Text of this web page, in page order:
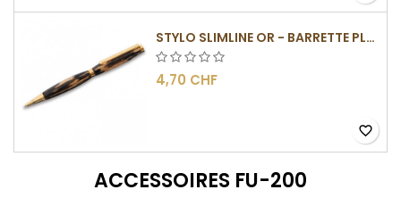
STYLO SLIMLINE OR - BARRETTE PLATE
4,70 CHF
favorite_border
ACCESSOIRES FU-200